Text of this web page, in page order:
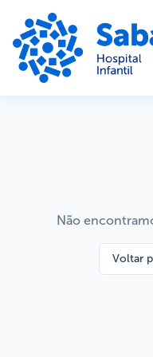
Não
Voltar